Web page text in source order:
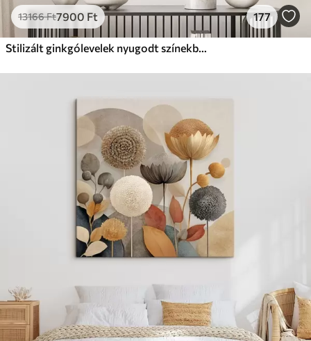
13166Ft7900 Ft 177
Stilizált ginkgólevelek nyugodt színekben